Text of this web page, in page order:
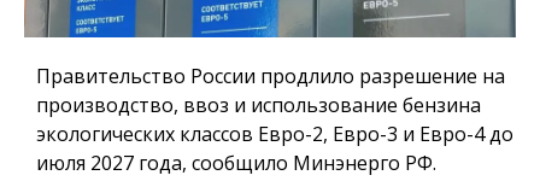
Правительство России продлило разрешение на
производство, ввоз и использование бензина
экологических классов Евро-2, Евро-3 и Евро-4 до
июля 2027 года, сообщило Минэнерго РФ.